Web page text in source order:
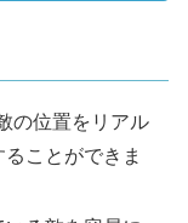
の位置をリアル
ことができま